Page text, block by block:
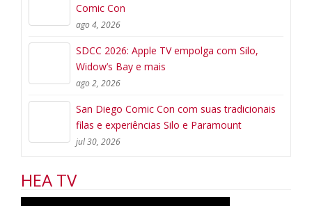
Comic Con
ago 4, 2026
SDCC 2026: Apple TV empolga com Silo,
Widow’s Bay e mais
ago 2, 2026
San Diego Comic Con com suas tradicionais
filas e experiências Silo e Paramount
jul 30, 2026
HEA TV